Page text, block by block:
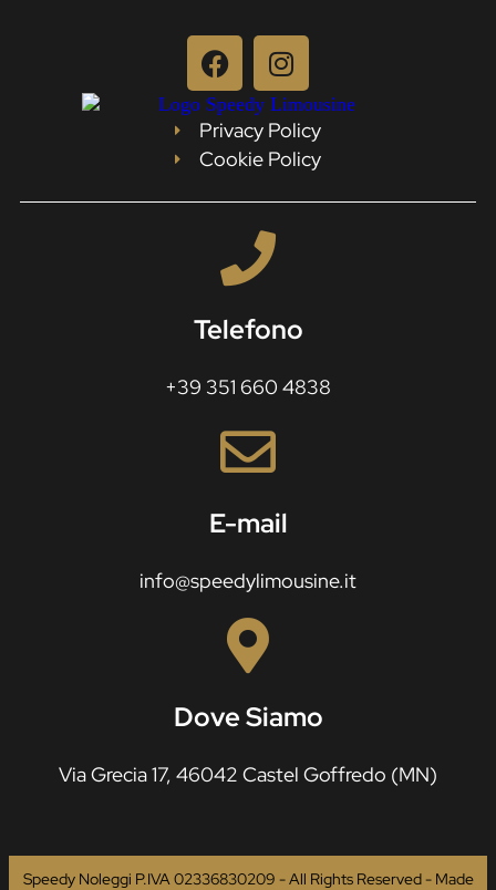
Privacy Policy
Cookie Policy
Telefono
+39 351 660 4838
E-mail
info@speedylimousine.it
Dove Siamo
Via Grecia 17, 46042 Castel Goffredo (MN)
Speedy Noleggi P.IVA 02336830209 - All Rights Reserved - Made